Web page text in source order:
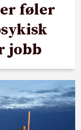
føler
jobb